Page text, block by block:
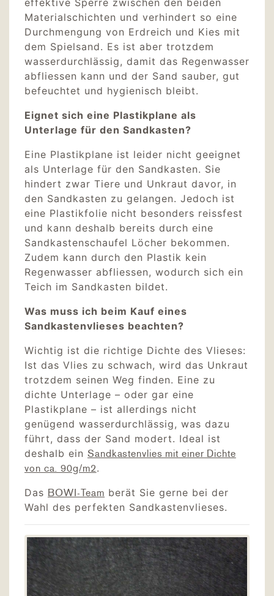
effektive Sperre zwischen den beiden
Materialschichten und verhindert so eine
Durchmengung von Erdreich und Kies mit
dem Spielsand. Es ist aber trotzdem
wasserdurchlässig, damit das Regenwasser
abfliessen kann und der Sand sauber, gut
befeuchtet und hygienisch bleibt.
Eignet sich eine Plastikplane als
Unterlage für den Sandkasten?
Eine Plastikplane ist leider nicht geeignet
als Unterlage für den Sandkasten. Sie
hindert zwar Tiere und Unkraut davor, in
den Sandkasten zu gelangen. Jedoch ist
eine Plastikfolie nicht besonders reissfest
und kann deshalb bereits durch eine
Sandkastenschaufel Löcher bekommen.
Zudem kann durch den Plastik kein
Regenwasser abfliessen, wodurch sich ein
Teich im Sandkasten bildet.
Was muss ich beim Kauf eines
Sandkastenvlieses beachten?
Wichtig ist die richtige Dichte des Vlieses:
Ist das Vlies zu schwach, wird das Unkraut
trotzdem seinen Weg finden. Eine zu
dichte Unterlage – oder gar eine
Plastikplane – ist allerdings nicht
genügend wasserdurchlässig, was dazu
führt, dass der Sand modert. Ideal ist
deshalb ein Sandkastenvlies mit einer Dichte
von ca. 90g/m2.
Das BOWI-Team berät Sie gerne bei der
Wahl des perfekten Sandkastenvlieses.